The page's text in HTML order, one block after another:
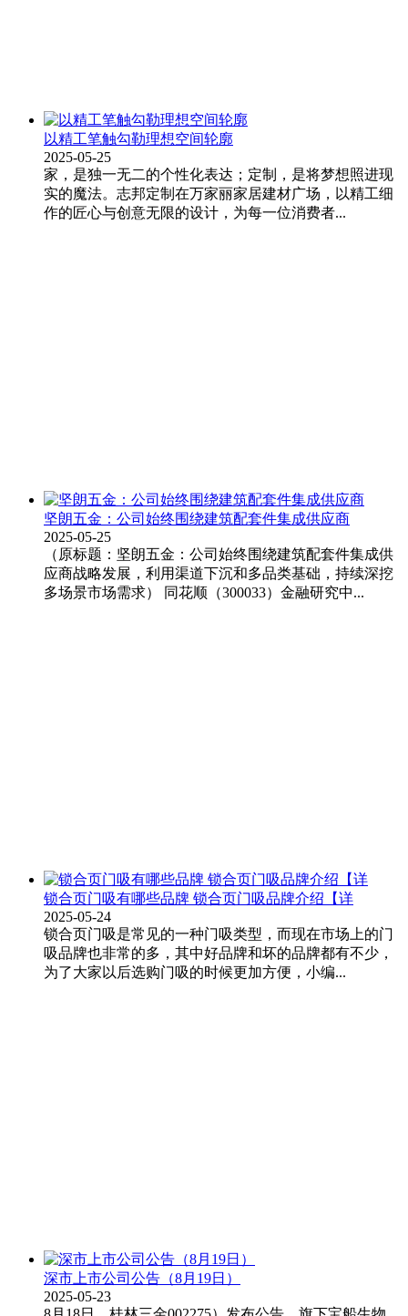
以精工笔触勾勒理想空间轮廓
2025-05-25
家，是独一无二的个性化表达；定制，是将梦想照进现
实的魔法。志邦定制在万家丽家居建材广场，以精工细
作的匠心与创意无限的设计，为每一位消费者...
坚朗五金：公司始终围绕建筑配套件集成供应商
2025-05-25
（原标题：坚朗五金：公司始终围绕建筑配套件集成供
应商战略发展，利用渠道下沉和多品类基础，持续深挖
多场景市场需求） 同花顺（300033）金融研究中...
锁合页门吸有哪些品牌 锁合页门吸品牌介绍【详
2025-05-24
锁合页门吸是常见的一种门吸类型，而现在市场上的门
吸品牌也非常的多，其中好品牌和坏的品牌都有不少，
为了大家以后选购门吸的时候更加方便，小编...
深市上市公司公告（8月19日）
2025-05-23